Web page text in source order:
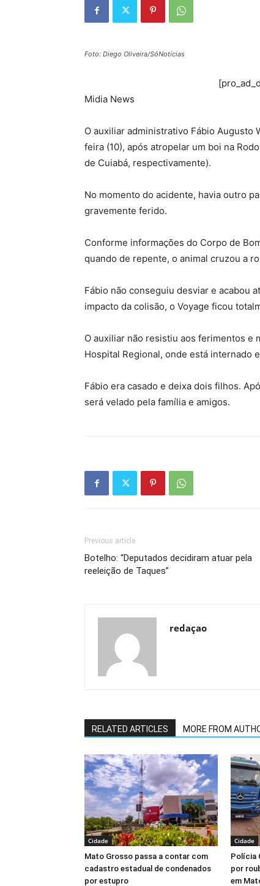
Foto: Diego Oliveira/SóNotícias
Midia News
O auxiliar administrativo Fábio Augusto
feira (10), após atropelar um boi na
de Cuiabá, respectivamente).
No momento do acidente, havia outro
gravemente ferido.
Conforme informações do Corpo de
quando de repente, o animal cruzou a
Fábio não conseguiu desviar e acabou
impacto da colisão, o Voyage ficou
O auxiliar não resistiu aos ferimentos e
Hospital Regional, onde está internado
Fábio era casado e deixa dois filhos.
será velado pela família e amigos.
Previous article
Botelho: “Deputados decidiram atuar pela
reeleição de Taques”
redaçao
RELATED ARTICLES MORE FROM
Cidade
Mato Grosso passa a contar com
cadastro estadual de condenados
por estupro
Cidade
Polícia
por
em